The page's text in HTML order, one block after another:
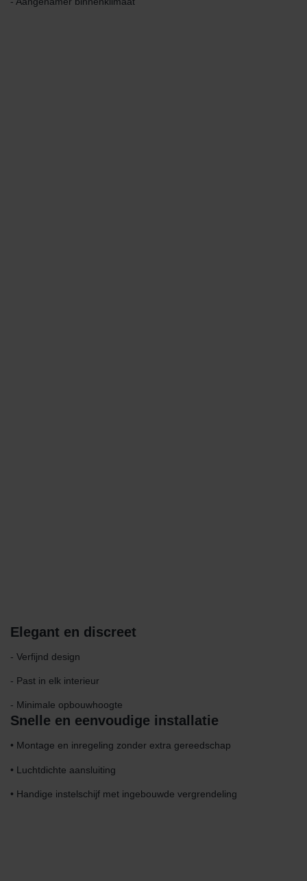
Elegant en discreet
- Verfijnd design
- Past in elk interieur
- Minimale opbouwhoogte
Snelle en eenvoudige installatie
• Montage en inregeling zonder extra gereedschap
• Luchtdichte aansluiting
• Handige instelschijf met ingebouwde vergrendeling